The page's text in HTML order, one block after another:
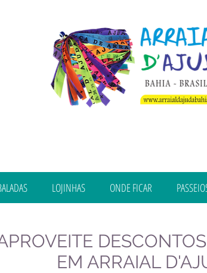
LOJINHAS ONDE FICAR
EM ARRAIAL